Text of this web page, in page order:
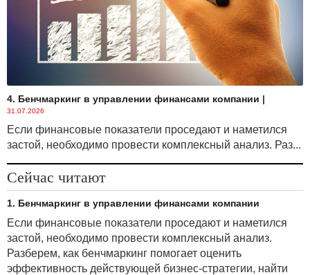
4. Бенчмаркинг в управлении финансами компании |
31.07.2026
Если финансовые показатели проседают и наметился
застой, необходимо провести комплексный анализ. Раз...
Сейчас читают
1. Бенчмаркинг в управлении финансами компании
Если финансовые показатели проседают и наметился
застой, необходимо провести комплексный анализ.
Разберем, как бенчмаркинг помогает оценить
эффективность действующей бизнес-стратегии, найти